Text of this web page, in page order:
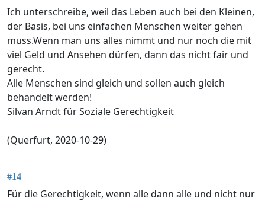
Ich unterschreibe, weil das Leben auch bei den Kleinen,
der Basis, bei uns einfachen Menschen weiter gehen
muss.Wenn man uns alles nimmt und nur noch die mit
viel Geld und Ansehen dürfen, dann das nicht fair und
gerecht.
Alle Menschen sind gleich und sollen auch gleich
behandelt werden!
Silvan Arndt für Soziale Gerechtigkeit
(Querfurt, 2020-10-29)
#14
Für die Gerechtigkeit, wenn alle dann alle und nicht nur